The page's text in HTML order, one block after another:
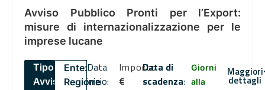
Avviso Pubblico Pronti per l’Export:
misure di internazionalizzazione per le
imprese lucane
Tipo:
Avviso
Ente:
Regione
Data
inizio:
Importo
€
Data di
scadenza:
Giorni
alla
Maggiori
dettagli